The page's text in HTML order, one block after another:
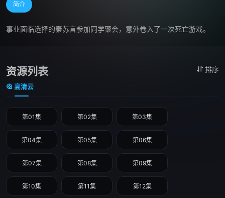
简介
事业面临选择的秦苏言参加同学聚会，意外卷入了一次死亡游戏。
资源列表 排序
高清云
第01集 第02集 第03集
第04集 第05集 第06集
第07集 第08集 第09集
第10集 第11集 第12集